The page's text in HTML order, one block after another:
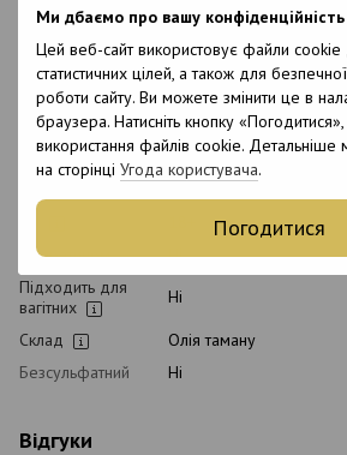
Ми дбаємо про вашу конфіденційність
Цей веб-сайт використовує файли cookie
статистичних цілей, а також для
роботи сайту. Ви можете змінити це в
браузера. Натисніть кнопку
використання файлів cookie. Детальніше
на сторінці Угода користувача.
Погодитися
Класифікація
косметики
Професійна
Тип волосся
Всі типи волосся,
Пофарбоване
Тип шкіри
голови
Всі типи шкіри
Призначення
Захист кольору
З кератином
Ні
Підходить для
вагітних
Ні
Склад
Олія таману
Безсульфатний
Ні
Відгуки